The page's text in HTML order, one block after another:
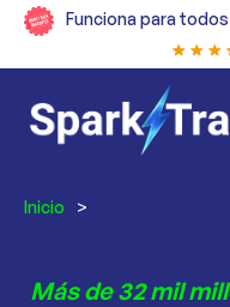
Funciona para
Inicio >
Más de 32 mil